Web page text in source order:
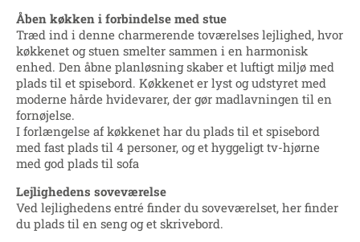
Åben køkken i forbindelse med stue
Træd ind i denne charmerende toværelses lejlighed, hvor
køkkenet og stuen smelter sammen i en harmonisk
enhed. Den åbne planløsning skaber et luftigt miljø med
plads til et spisebord. Køkkenet er lyst og udstyret med
moderne hårde hvidevarer, der gør madlavningen til en
fornøjelse.
I forlængelse af køkkenet har du plads til et spisebord
med fast plads til 4 personer, og et hyggeligt tv-hjørne
med god plads til sofa
Lejlighedens soveværelse
Ved lejlighedens entré finder du soveværelset, her finder
du plads til en seng og et skrivebord.